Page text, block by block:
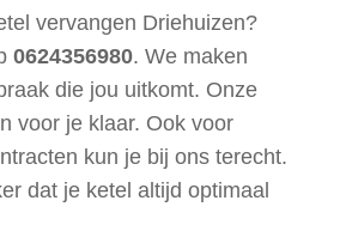
vervangen Driehuizen?
0624356980. We maken
die jou uitkomt. Onze
voor je klaar. Ook voor
kun je bij ons terecht.
dat je ketel altijd optimaal